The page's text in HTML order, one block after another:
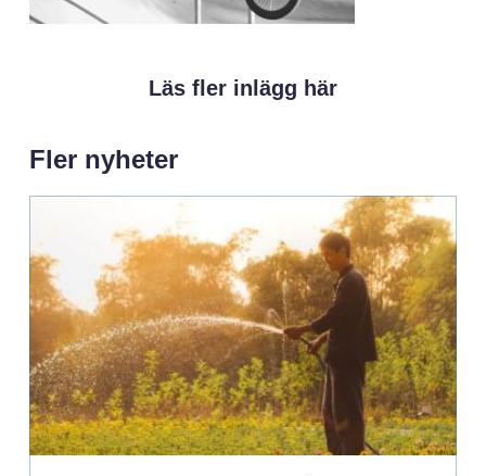
Läs fler inlägg här
Fler nyheter